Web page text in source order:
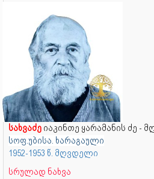
სახვაძე იაკინთე ყარამანის ძე -
სოფ.უბისა. ხარაგაული
1952-1953 წ. მღვდელი
სრულად ნახვა